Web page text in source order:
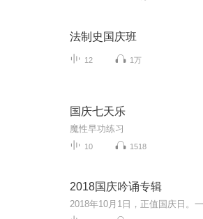
法制史国庆班
12 1万
国庆七天乐
魔性早功练习
10 1518
2018国庆吟诵专辑